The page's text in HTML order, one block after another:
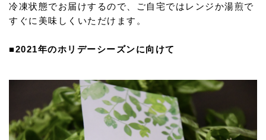
冷凍状態でお届けするので、ご自宅ではレンジか湯煎で
すぐに美味しくいただけます。
■2021年のホリデーシーズンに向けて